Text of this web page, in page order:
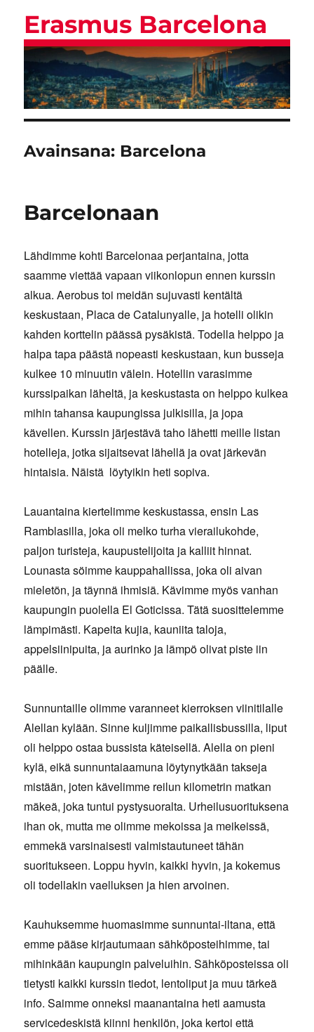
Erasmus Barcelona
Avainsana: Barcelona
Barcelonaan
Lähdimme kohti Barcelonaa perjantaina, jotta
saamme viettää vapaan viikonlopun ennen kurssin
alkua. Aerobus toi meidän sujuvasti kentältä
keskustaan, Placa de Catalunyalle, ja hotelli olikin
kahden korttelin päässä pysäkistä. Todella helppo ja
halpa tapa päästä nopeasti keskustaan, kun busseja
kulkee 10 minuutin välein. Hotellin varasimme
kurssipaikan läheltä, ja keskustasta on helppo kulkea
mihin tahansa kaupungissa julkisilla, ja jopa
kävellen. Kurssin järjestävä taho lähetti meille listan
hotelleja, jotka sijaitsevat lähellä ja ovat järkevän
hintaisia. Näistä löytyikin heti sopiva.
Lauantaina kiertelimme keskustassa, ensin Las
Ramblasilla, joka oli melko turha vierailukohde,
paljon turisteja, kaupustelijoita ja kalliit hinnat.
Lounasta söimme kauppahallissa, joka oli aivan
mieletön, ja täynnä ihmisiä. Kävimme myös vanhan
kaupungin puolella El Goticissa. Tätä suosittelemme
lämpimästi. Kapeita kujia, kauniita taloja,
appelsiinipuita, ja aurinko ja lämpö olivat piste iin
päälle.
Sunnuntaille olimme varanneet kierroksen viinitilalle
Alellan kylään. Sinne kuljimme paikallisbussilla, liput
oli helppo ostaa bussista käteisellä. Alella on pieni
kylä, eikä sunnuntaiaamuna löytynytkään takseja
mistään, joten kävelimme reilun kilometrin matkan
mäkeä, joka tuntui pystysuoralta. Urheilusuorituksena
ihan ok, mutta me olimme mekoissa ja meikeissä,
emmekä varsinaisesti valmistautuneet tähän
suoritukseen. Loppu hyvin, kaikki hyvin, ja kokemus
oli todellakin vaelluksen ja hien arvoinen.
Kauhuksemme huomasimme sunnuntai-iltana, että
emme pääse kirjautumaan sähköposteihimme, tai
mihinkään kaupungin palveluihin. Sähköposteissa oli
tietysti kaikki kurssin tiedot, lentoliput ja muu tärkeä
info. Saimme onneksi maanantaina heti aamusta
servicedeskistä kiinni henkilön, joka kertoi että